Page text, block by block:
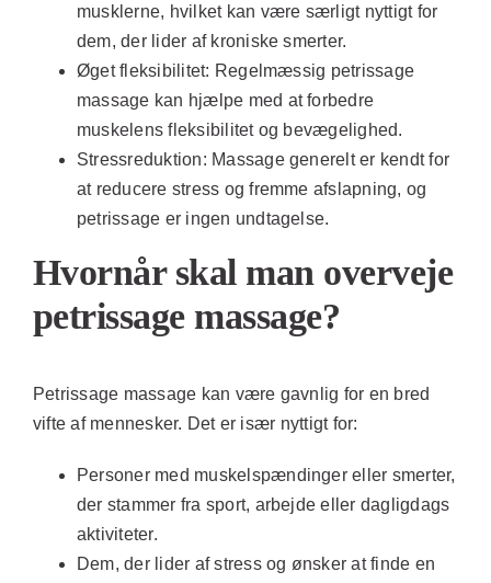
musklerne, hvilket kan være særligt nyttigt for
dem, der lider af kroniske smerter.
Øget fleksibilitet: Regelmæssig petrissage
massage kan hjælpe med at forbedre
muskelens fleksibilitet og bevægelighed.
Stressreduktion: Massage generelt er kendt for
at reducere stress og fremme afslapning, og
petrissage er ingen undtagelse.
Hvornår skal man overveje
petrissage massage?
Petrissage massage kan være gavnlig for en bred
vifte af mennesker. Det er især nyttigt for:
Personer med muskelspændinger eller smerter,
der stammer fra sport, arbejde eller dagligdags
aktiviteter.
Dem, der lider af stress og ønsker at finde en